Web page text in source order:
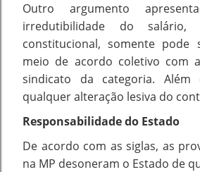
Outro argumento
irredutibilidade do salário,
constitucional, somente pode
meio de acordo coletivo com
sindicato da categoria. Além
qualquer alteração lesiva do
Responsabilidade do Estado
De acordo com as siglas, as
na MP desoneram o Estado de